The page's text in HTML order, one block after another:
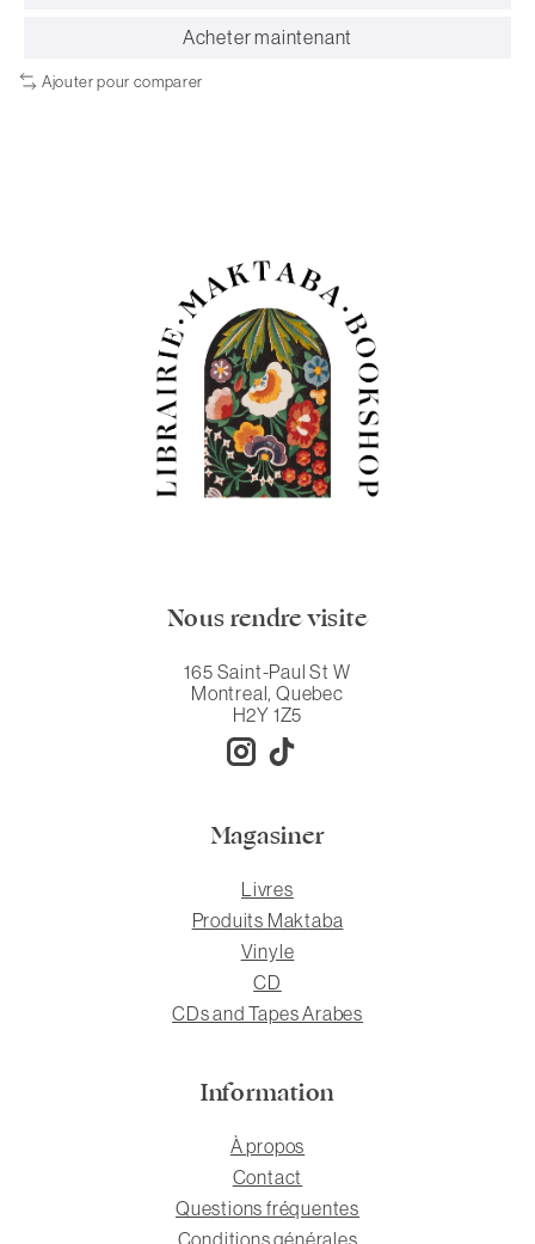
Acheter maintenant
Ajouter pour comparer
Nous rendre visite
165 Saint-Paul St W
Montreal, Quebec
H2Y 1Z5
Magasiner
Livres
Produits Maktaba
Vinyle
CD
CDs and Tapes Arabes
Information
À propos
Contact
Questions fréquentes
Conditions générales